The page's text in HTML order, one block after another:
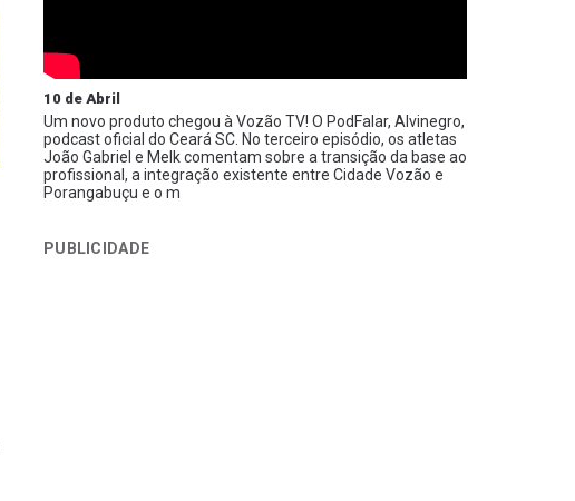
10 de Abril
Um novo produto chegou à Vozão TV! O PodFalar, Alvinegro,
podcast oficial do Ceará SC. No terceiro episódio, os atletas
João Gabriel e Melk comentam sobre a transição da base ao
profissional, a integração existente entre Cidade Vozão e
Porangabuçu e o m
PUBLICIDADE